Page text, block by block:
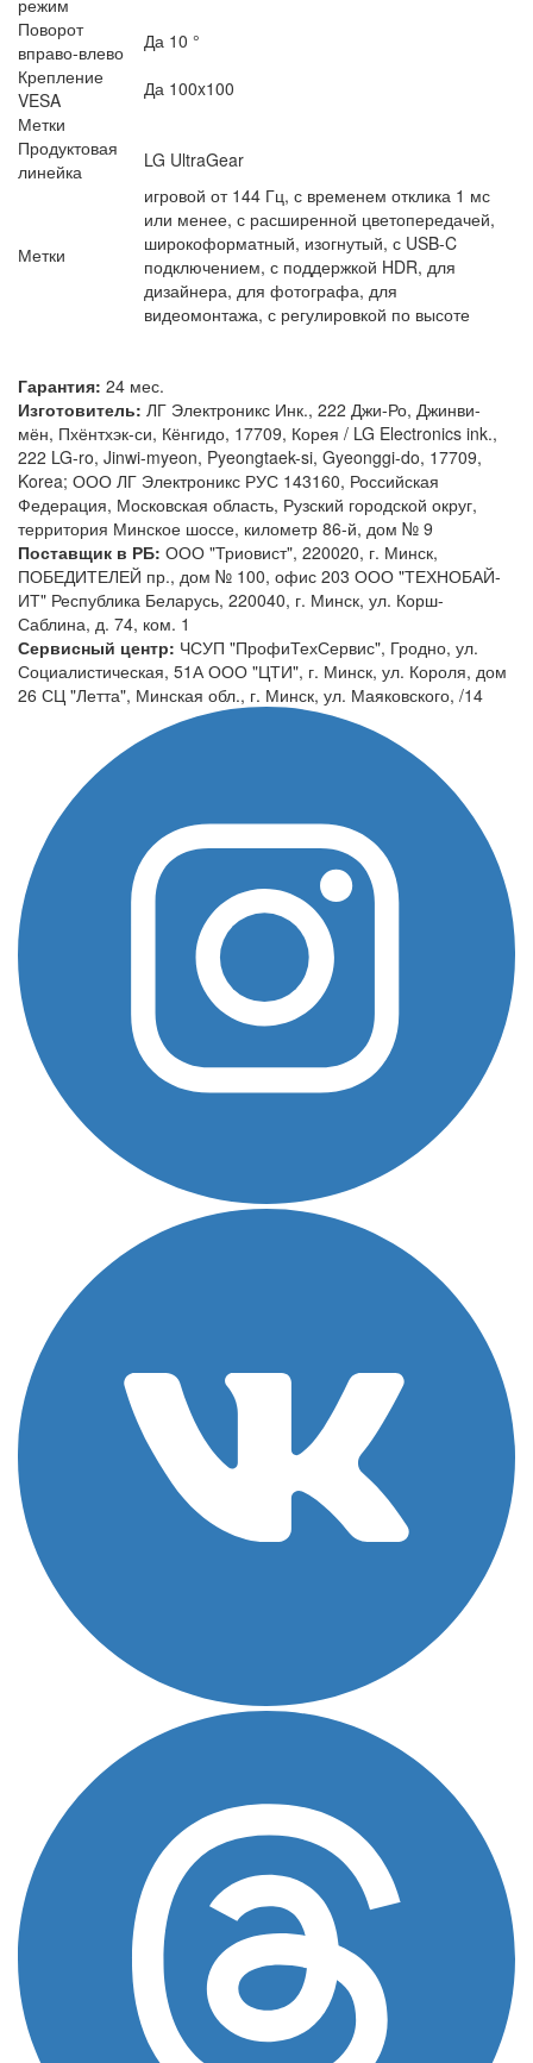
Поворот
вправо-влево
Да 10 °
Крепление
VESA
Да 100x100
Метки
Продуктовая
линейка
LG UltraGear
Метки
игровой от 144 Гц, с временем отклика 1 мс
или менее, с расширенной цветопередачей,
широкоформатный, изогнутый, с USB-C
подключением, с поддержкой HDR, для
дизайнера, для фотографа, для
видеомонтажа, с регулировкой по высоте
Гарантия: 24 мес.
Изготовитель: ЛГ Электроникс Инк., 222 Джи-Ро, Джинви-
мён, Пхёнтхэк-си, Кёнгидо, 17709, Корея / LG Electronics ink.,
222 LG-ro, Jinwi-myeon, Pyeongtaek-si, Gyeonggi-do, 17709,
Korea; ООО ЛГ Электроникс РУС 143160, Российская
Федерация, Московская область, Рузский городской округ,
территория Минское шоссе, километр 86-й, дом № 9
Поставщик в РБ: ООО "Триовист", 220020, г. Минск,
ПОБЕДИТЕЛЕЙ пр., дом № 100, офис 203 ООО "ТЕХНОБАЙ-
ИТ" Республика Беларусь, 220040, г. Минск, ул. Корш-
Саблина, д. 74, ком. 1
Сервисный центр: ЧСУП "ПрофиТехСервис", Гродно, ул.
Социалистическая, 51А ООО "ЦТИ", г. Минск, ул. Короля, дом
26 СЦ "Летта", Минская обл., г. Минск, ул. Маяковского, /14